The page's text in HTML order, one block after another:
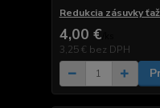
Redukcia zásuvky
4,00 €
3,25 € bez DPH